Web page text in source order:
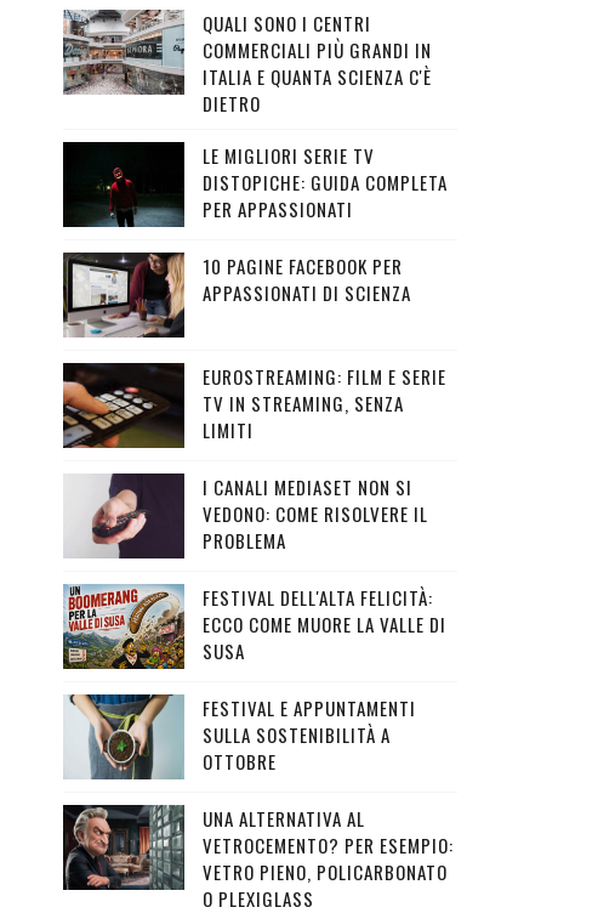
QUALI SONO I CENTRI
COMMERCIALI PIÙ GRANDI IN
ITALIA E QUANTA SCIENZA C'È
DIETRO
LE MIGLIORI SERIE TV
DISTOPICHE: GUIDA COMPLETA
PER APPASSIONATI
10 PAGINE FACEBOOK PER
APPASSIONATI DI SCIENZA
EUROSTREAMING: FILM E SERIE
TV IN STREAMING, SENZA
LIMITI
I CANALI MEDIASET NON SI
VEDONO: COME RISOLVERE IL
PROBLEMA
FESTIVAL DELL'ALTA FELICITÀ:
ECCO COME MUORE LA VALLE DI
SUSA
FESTIVAL E APPUNTAMENTI
SULLA SOSTENIBILITÀ A
OTTOBRE
UNA ALTERNATIVA AL
VETROCEMENTO? PER ESEMPIO:
VETRO PIENO, POLICARBONATO
O PLEXIGLASS